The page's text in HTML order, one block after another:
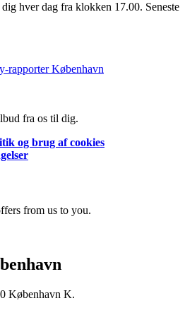
hver dag fra klokken 17.00. Seneste
rapporter København
fra os til dig.
og brug af cookies
from us to you.
København K.